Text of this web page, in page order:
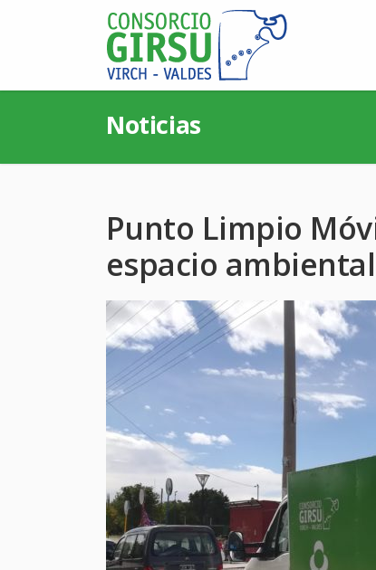
Noticias
Punto Limpio
espacio